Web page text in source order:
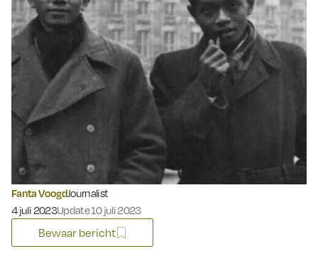
Fanta VoogdJournalist
Gepubliceerd op:
4 juli 2023Update 10 juli 2023
Bewaar bericht